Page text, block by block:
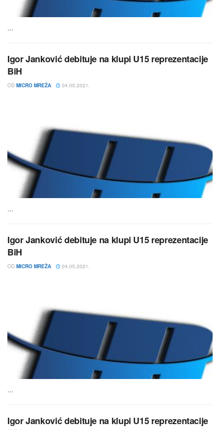
...
Igor Janković debituje na klupi U15 reprezentacije
BiH
OD MICRO MREŽA 04.05.2021.
...
Igor Janković debituje na klupi U15 reprezentacije
BiH
OD MICRO MREŽA 04.05.2021.
...
Igor Janković debituje na klupi U15 reprezentacije